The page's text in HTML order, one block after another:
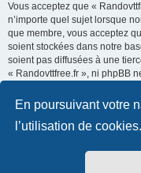
En poursuivant votre
l’utilisation de cookies.
Vous acceptez que «
n’importe quel sujet lorsque
que membre, vous acceptez
soient stockées dans notre
soient pas diffusées à une
« Randovttfree.fr », ni phpBB
Index du forum
Développé par